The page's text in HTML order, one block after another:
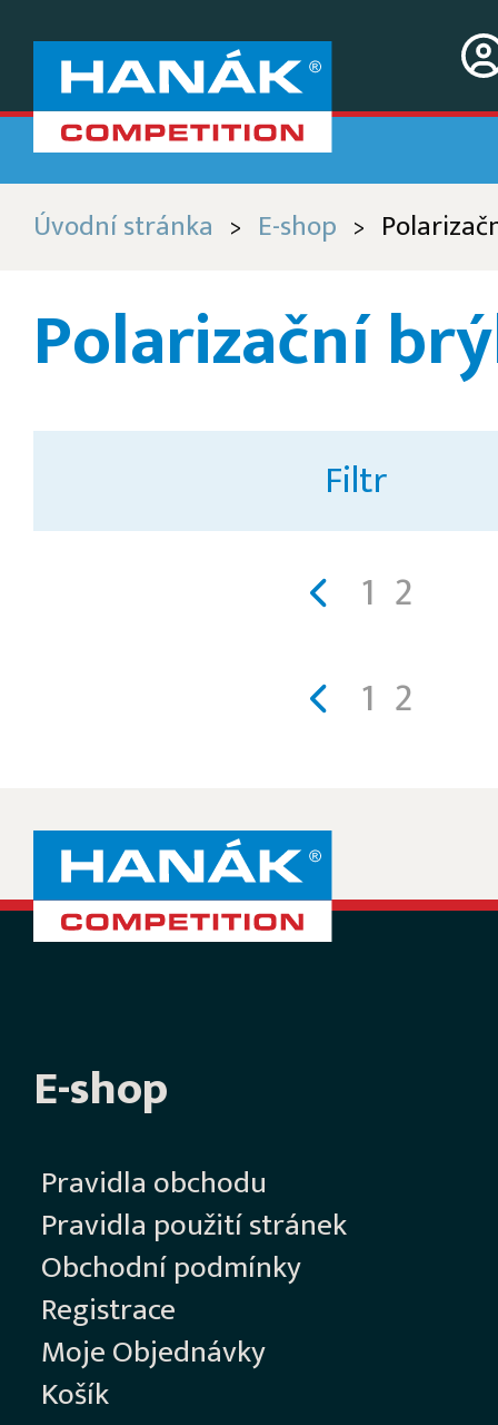
Úvodní stránka > E-shop >
Polarizační
Filtr
1 2
1 2
E-shop
Pravidla obchodu
Pravidla použití stránek
Obchodní podmínky
Registrace
Moje Objednávky
Košík